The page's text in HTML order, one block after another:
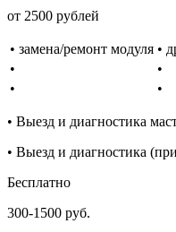
от 2500 рублей
• замена/ремонт модуля •
•
•
•
•
• Выезд и диагностика
• Выезд и диагностика
Бесплатно
300-1500 руб.